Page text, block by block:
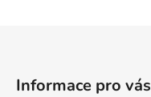
Informace pro vás